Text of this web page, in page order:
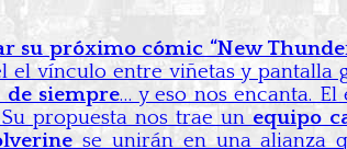
próximo cómic “New
vínculo entre viñetas y pantalla
de siempre… y eso nos encanta.
propuesta nos trae un equipo
se unirán en una alianza